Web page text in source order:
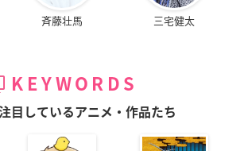
斉藤壮馬 三宅健太
KEYWORDS
目しているアニメ・作品たち